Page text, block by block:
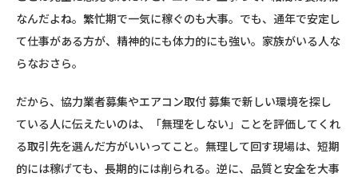
なんだよね。繁忙期で一気に稼ぐのも大事。でも、通年で安定し
て仕事がある方が、精神的にも体力的にも強い。家族がいる人な
らなおさら。
だから、協力業者募集やエアコン取付 募集で新しい環境を探し
ている人に伝えたいのは、「無理をしない」ことを評価してくれ
る取引先を選んだ方がいいってこと。無理して回す現場は、短期
的には稼げても、長期的には削られる。逆に、品質と安全を大事